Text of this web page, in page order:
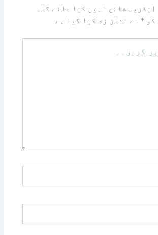
ایڈریس شائع نہیں کیا جائے گا۔
کو* سے نشان زد کیا گیا ہے